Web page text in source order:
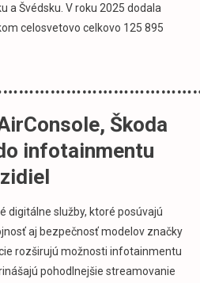
a Švédsku. V roku 2025 dodala
celosvetovo celkovo 125 895
Škoda
infotainmentu
digitálne služby, ktoré posúvajú
aj bezpečnosť modelov značky
rozširujú možnosti infotainmentu
pohodlnejšie streamovanie